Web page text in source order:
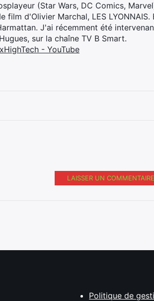
(Star Wars, DC Comics,
d'Olivier Marchal, LES LYONNAIS.
J'ai récemment été
sur la chaîne TV B Smart.
- YouTube
LAISSER UN COMMENTAIRE
Politique de